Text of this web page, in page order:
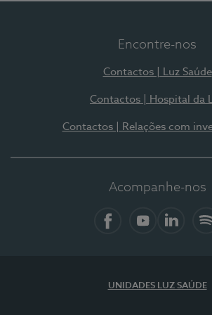
Encontre-nos
Contactos | Luz Saúde
Contactos | Hospital da
Contactos | Relações com
Acompanhe-nos
UNIDADES LUZ SAÚDE